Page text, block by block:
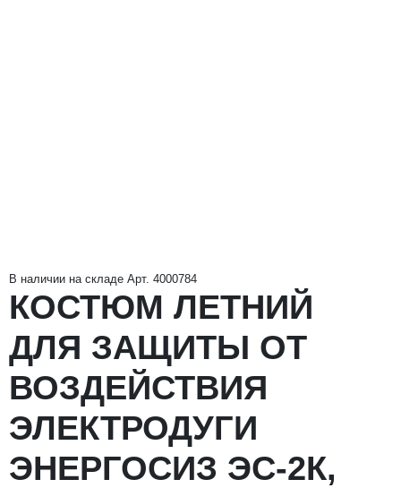
В наличии на складе Арт. 4000784
КОСТЮМ ЛЕТНИЙ
ДЛЯ ЗАЩИТЫ ОТ
ВОЗДЕЙСТВИЯ
ЭЛЕКТРОДУГИ
ЭНЕРГОСИЗ ЭС-2К,